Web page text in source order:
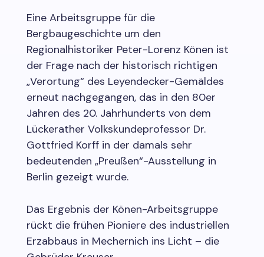
Eine Arbeitsgruppe für die
Bergbaugeschichte um den
Regionalhistoriker Peter-Lorenz Könen ist
der Frage nach der historisch richtigen
„Verortung“ des Leyendecker-Gemäldes
erneut nachgegangen, das in den 80er
Jahren des 20. Jahrhunderts von dem
Lückerather Volkskundeprofessor Dr.
Gottfried Korff in der damals sehr
bedeutenden „Preußen“-Ausstellung in
Berlin gezeigt wurde.
Das Ergebnis der Könen-Arbeitsgruppe
rückt die frühen Pioniere des industriellen
Erzabbaus in Mechernich ins Licht – die